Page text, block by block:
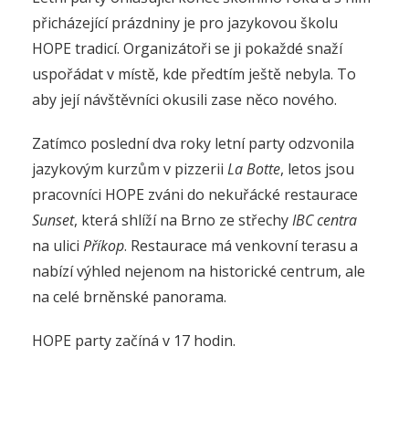
přicházející prázdniny je pro jazykovou školu
HOPE tradicí. Organizátoři se ji pokaždé snaží
uspořádat v místě, kde předtím ještě nebyla. To
aby její návštěvníci okusili zase něco nového.
Zatímco poslední dva roky letní party odzvonila
jazykovým kurzům v pizzerii La Botte, letos jsou
pracovníci HOPE zváni do nekuřácké restaurace
Sunset, která shlíží na Brno ze střechyIBC centra
na ulici Příkop. Restaurace má venkovní terasu a
nabízí výhled nejenom na historické centrum, ale
na celé brněnské panorama.
HOPE party začíná v 17 hodin.